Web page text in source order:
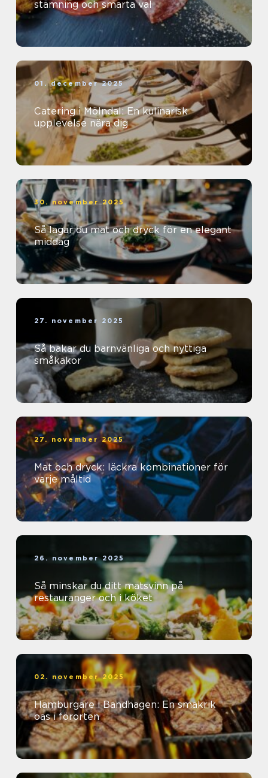
stämning och smarta val
01. december 2025
Catering i Mölndal: En kulinarisk
upplevelse nära dig
30. november 2025
Så lagar du mat och dryck för en elegant
middag
27. november 2025
Så bakar du barnvänliga och nyttiga
småkakor
27. november 2025
Mat och dryck: läckra kombinationer för
varje måltid
26. november 2025
Så minskar du ditt matsvinn på
restauranger och i köket
02. november 2025
Hamburgare i Bandhagen: En smakrik
oas i förorten